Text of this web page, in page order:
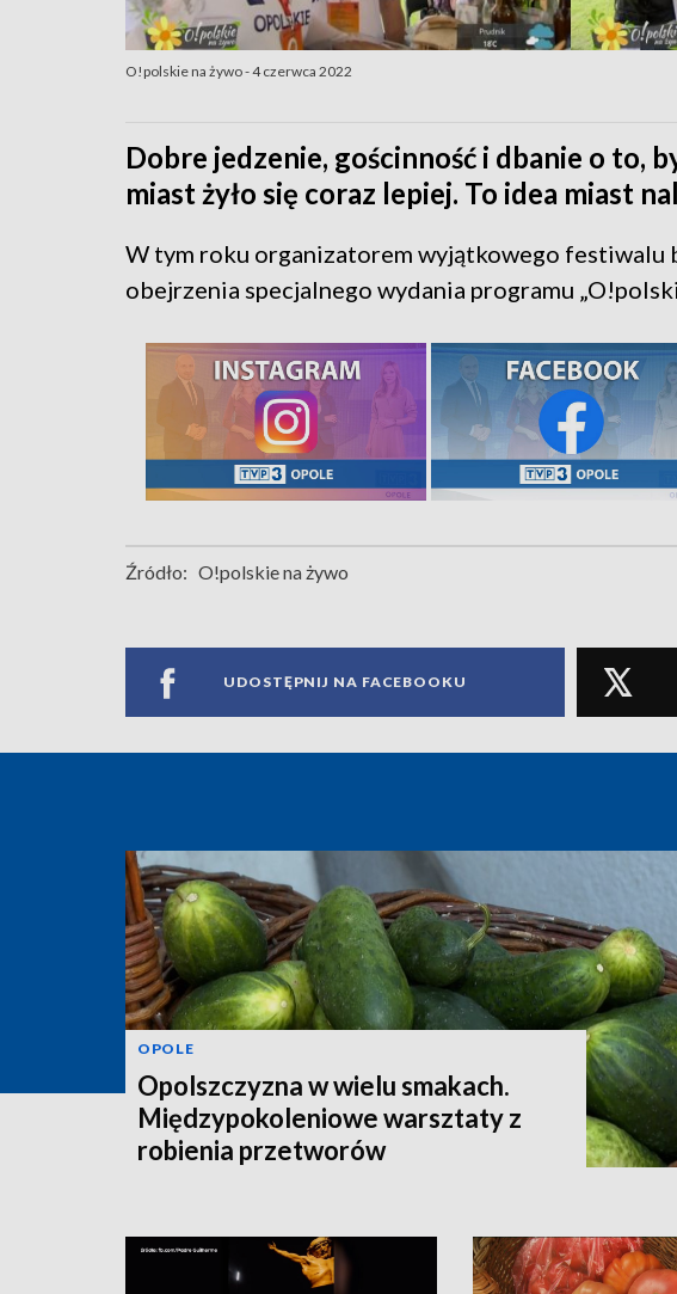
O!polskie na żywo - 4 czerwca 2022
Dobre jedzenie, gościnność i dbanie o to,
miast żyło się coraz lepiej. To idea miast
W tym roku organizatorem wyjątkowego festiwalu
obejrzenia specjalnego wydania programu
Źródło: O!polskie na żywo
UDOSTĘPNIJ NA FACEBOOKU
OPOLE
Opolszczyzna w wielu smakach.
Międzypokoleniowe warsztaty z
robienia przetworów